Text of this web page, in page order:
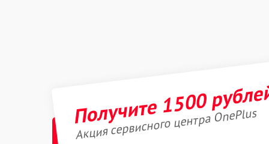
Получите 1500
Акция сервисного центра OnePlus